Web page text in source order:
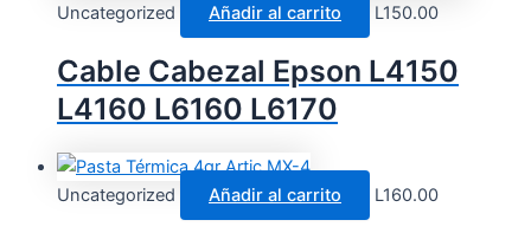
Uncategorized Añadir al carrito L150.00
Cable Cabezal Epson L4150
L4160 L6160 L6170
Uncategorized Añadir al carrito L160.00